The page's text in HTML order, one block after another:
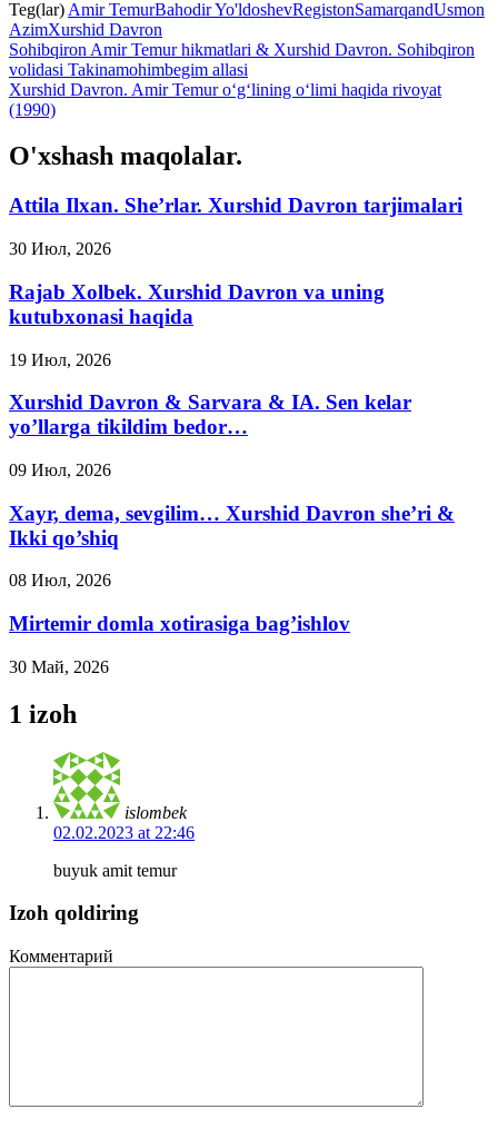
Teg(lar) Amir TemurBahodir Yo'ldoshevRegistonSamarqandUsmon
AzimXurshid Davron
Sohibqiron Amir Temur hikmatlari & Xurshid Davron. Sohibqiron
volidasi Takinamohimbegim allasi
Xurshid Davron. Amir Temur o‘g‘lining o‘limi haqida rivoyat
(1990)
O'xshash maqolalar.
Attila Ilxan. She’rlar. Xurshid Davron tarjimalari
30 Июл, 2026
Rajab Xolbek. Xurshid Davron va uning
kutubxonasi haqida
19 Июл, 2026
Xurshid Davron & Sarvara & IA. Sen kelar
yo’llarga tikildim bedor…
09 Июл, 2026
Xayr, dema, sevgilim… Xurshid Davron she’ri &
Ikki qo’shiq
08 Июл, 2026
Mirtemir domla xotirasiga bag’ishlov
30 Май, 2026
1 izoh
islombek
02.02.2023 at 22:46
buyuk amit temur
Izoh qoldiring
Комментарий